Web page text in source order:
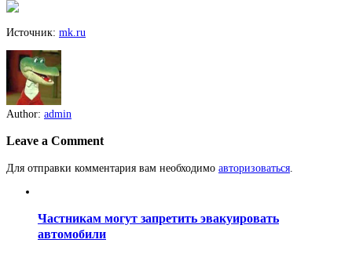
Источник: mk.ru
Author: admin
Leave a Comment
Для отправки комментария вам необходимо авторизоваться
Частникам могут запретить эвакуировать
автомобили